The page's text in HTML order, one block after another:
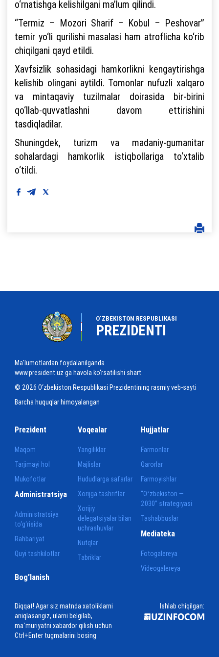
o‘rnatishga kelishilgani ma’lum qilindi.
“Termiz – Mozori Sharif – Kobul – Peshovar”
temir yo‘li qurilishi masalasi ham atroflicha ko‘rib
chiqilgani qayd etildi.
Xavfsizlik sohasidagi hamkorlikni kengaytirishga
kelishib olingani aytildi. Tomonlar nufuzli xalqaro
va mintaqaviy tuzilmalar doirasida bir-birini
qo‘llab-quvvatlashni davom ettirishini
tasdiqladilar.
Shuningdek, turizm va madaniy-gumanitar
sohalardagi hamkorlik istiqbollariga to‘xtalib
o‘tildi.
O‘ZBEKISTON RESPUBLIKASI
PREZIDENTI
Ma'lumotlardan foydalanilganda
www.president.uz ga havola ko‘rsatilishi shart
© 2026 O‘zbekiston Respublikasi Prezidentining rasmiy veb-sayti
Barcha huquqlar himoyalangan
Prezident
Maqom
Tarjimayi hol
Mukofotlar
Voqealar
Yangiliklar
Majlislar
Hududlarga safarlar
Xorijga tashriflar
Xorijiy
delegatsiyalar bilan
uchrashuvlar
Nutqlar
Tabriklar
Hujjatlar
Farmonlar
Qarorlar
Farmoyishlar
“Oʻzbekiston —
2030” strategiyasi
Tashabbuslar
Administratsiya
Administratsiya
to‘g‘risida
Rahbariyat
Quyi tashkilotlar
Mediateka
Fotogalereya
Videogalereya
Bog'lanish
Diqqat! Agar siz matnda xatoliklarni
aniqlasangiz, ularni belgilab,
ma`muriyatni xabardor qilish uchun
Ctrl+Enter tugmalarini bosing
Ishlab chiqilgan: